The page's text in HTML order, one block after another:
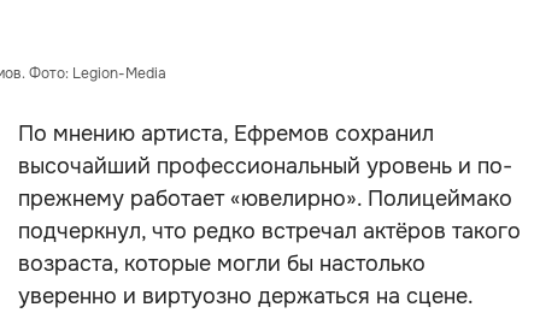
Фото: Legion-Media
По мнению артиста, Ефремов сохранил
высочайший профессиональный уровень и по-
прежнему работает «ювелирно». Полицеймако
подчеркнул, что редко встречал актёров такого
возраста, которые могли бы настолько
уверенно и виртуозно держаться на сцене.